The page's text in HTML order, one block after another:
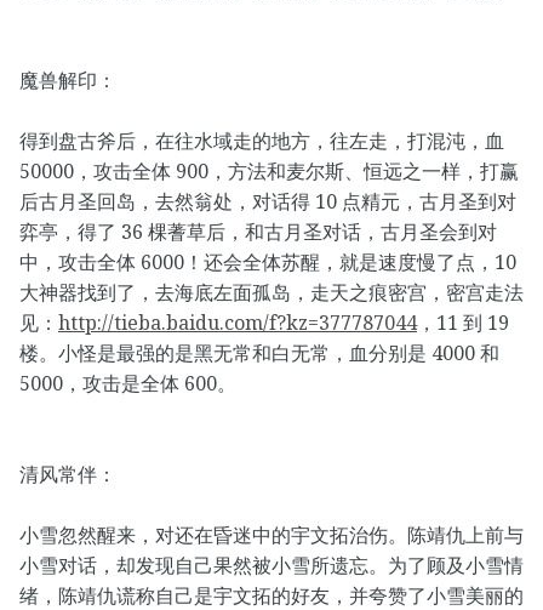
魔兽解印：
得到盘古斧后，在往水域走的地方，往左走，打混沌，血
50000，攻击全体 900，方法和麦尔斯、恒远之一样，打赢
后古月圣回岛，去然翁处，对话得 10 点精元，古月圣到对
弈亭，得了 36 棵蓍草后，和古月圣对话，古月圣会到对
中，攻击全体 6000！还会全体苏醒，就是速度慢了点，10
大神器找到了，去海底左面孤岛，走天之痕密宫，密宫走法
见： http://tieba.baidu.com/f?kz=377787044，11 到 19
楼。小怪是最强的是黑无常和白无常，血分别是 4000 和
5000，攻击是全体 600。
清风常伴：
小雪忽然醒来，对还在昏迷中的宇文拓治伤。陈靖仇上前与
小雪对话，却发现自己果然被小雪所遗忘。为了顾及小雪情
绪，陈靖仇谎称自己是宇文拓的好友，并夸赞了小雪美丽的